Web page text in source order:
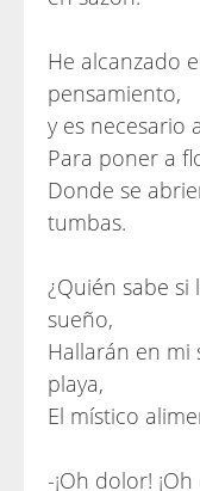
He alcanzado
pensamiento,
y es necesario
Para poner a
Donde se
tumbas.
¿Quién sabe
sueño,
Hallarán en mi
playa,
El místico
-¡Oh dolor!